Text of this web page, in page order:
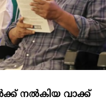
പദ്ധതിക്ക് 14.40
എന്‍ഡോസള്‍ഫാന്‍